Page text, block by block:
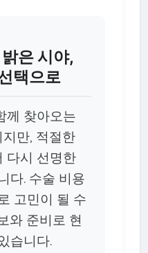
은 시야,
택으로
께 찾아오는
만, 적절한
다시 선명한
다. 수술 비용
고민이 될 수
와 준비로 현
습니다.